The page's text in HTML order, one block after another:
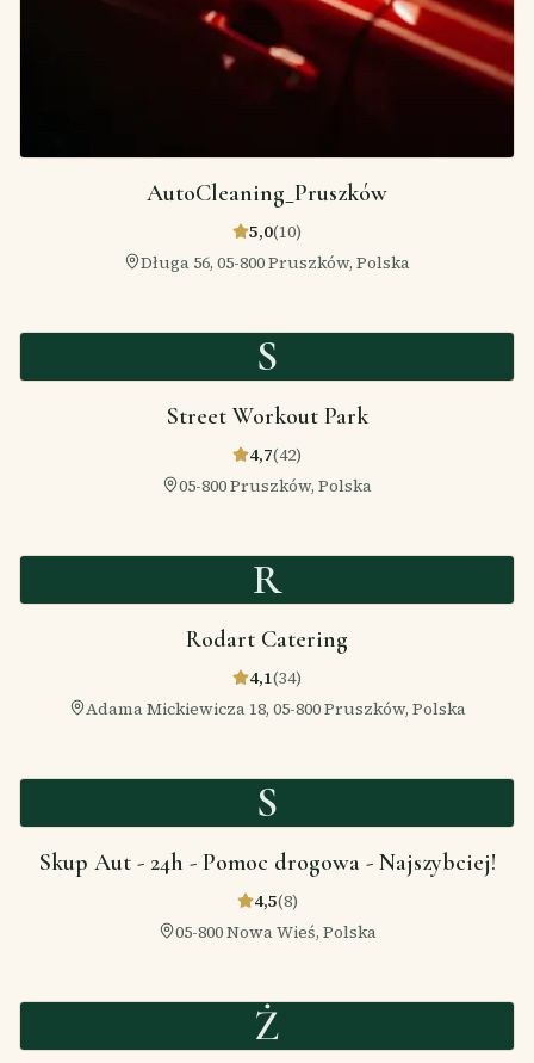
AutoCleaning_Pruszków
5,0(10)
Długa 56, 05-800 Pruszków, Polska
S
Street Workout Park
4,7(42)
05-800 Pruszków, Polska
R
Rodart Catering
4,1(34)
Adama Mickiewicza 18, 05-800 Pruszków, Polska
S
Skup Aut - 24h - Pomoc drogowa - Najszybciej!
4,5(8)
05-800 Nowa Wieś, Polska
Ż